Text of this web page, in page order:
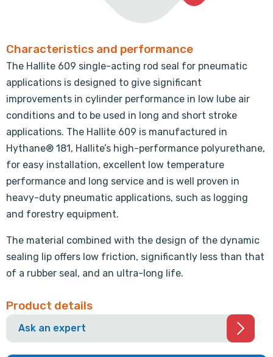
Characteristics and performance
The Hallite 609 single-acting rod seal for pneumatic
applications is designed to give significant
improvements in cylinder performance in low lube air
conditions and to be used in long and short stroke
applications. The Hallite 609 is manufactured in
Hythane® 181, Hallite’s high-performance polyurethane,
for easy installation, excellent low temperature
performance and long service and is well proven in
heavy-duty pneumatic applications, such as logging
and forestry equipment.
The material combined with the design of the dynamic
sealing lip offers low friction, significantly less than that
of a rubber seal, and an ultra-long life.
Product details
Ask an expert